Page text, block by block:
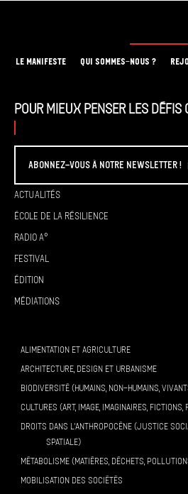
LE MANIFESTE QUI SOMMES-NOUS ?
Pour mieux penser les
Abonnez-vous à Notre Newsletter !
Actualités
École de la résilience
Radio A°
Festival
Édition
Médiations
ALIMENTATION ET AGRICULTURE
ARCHITECTURE, DESIGN ET URBANISME
BIODIVERSITÉ (HUMAINS, NON-HUMAINS,
CULTURES (ART, IMAGE, IMAGINAIRES, FICTIONS,
DROITS DANS L’ANTHROPOCÈNE (JUSTICE
SPATIALE)
MÉTABOLISME (MATIÈRES, DÉCHETS,
MOBILISATION DES SOCIÉTÉS